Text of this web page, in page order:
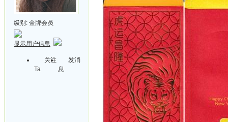
级别: 金牌会员
显示用户信息
关注
Ta
发消
息